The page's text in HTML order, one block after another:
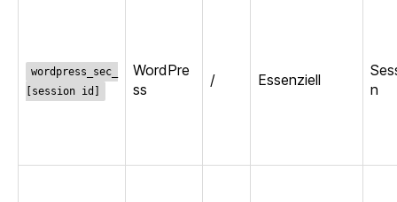
wordpress_sec_
[session id]
WordPre
ss
/ Essenziell
n